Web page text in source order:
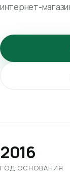
интернет-
2016
ГОД ОСНОВАНИЯ